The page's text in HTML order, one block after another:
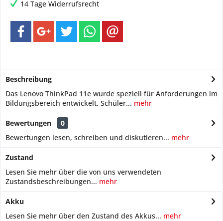
14 Tage Widerrufsrecht
Beschreibung
Das Lenovo ThinkPad 11e wurde speziell für Anforderungen im
Bildungsbereich entwickelt. Schüler... mehr
Bewertungen
0
Bewertungen lesen, schreiben und diskutieren... mehr
Zustand
Lesen Sie mehr über die von uns verwendeten
Zustandsbeschreibungen... mehr
Akku
Lesen Sie mehr über den Zustand des Akkus... mehr